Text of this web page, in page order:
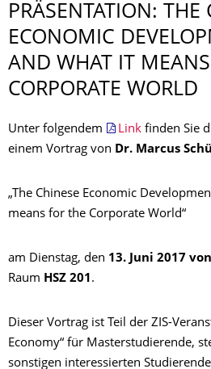
PRÄSENTATION: THE
ECONOMIC
AND WHAT IT
CORPORATE WORLD
Unter folgendem Link finden Sie
einem Vortrag von Dr. Marcus
„The Chinese Economic
means for the Corporate World“
am Dienstag, den 13. Juni 2017
Raum HSZ 201 .
Dieser Vortrag ist Teil der ZIS-
Economy“ für Masterstudierende,
sonstigen interessierten